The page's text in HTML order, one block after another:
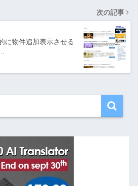
次の記事
に物件追加表示させる